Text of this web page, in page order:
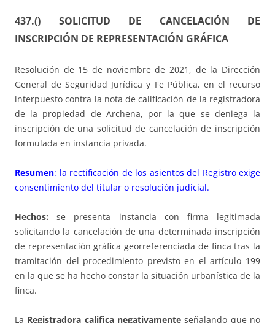
437.() SOLICITUD DE CANCELACIÓN DE
INSCRIPCIÓN DE REPRESENTACIÓN GRÁFICA
Resolución de 15 de noviembre de 2021, de la Dirección
General de Seguridad Jurídica y Fe Pública, en el recurso
interpuesto contra la nota de calificación de la registradora
de la propiedad de Archena, por la que se deniega la
inscripción de una solicitud de cancelación de inscripción
formulada en instancia privada.
Resumen: la rectificación de los asientos del Registro exige
consentimiento del titular o resolución judicial.
Hechos: se presenta instancia con firma legitimada
solicitando la cancelación de una determinada inscripción
de representación gráfica georreferenciada de finca tras la
tramitación del procedimiento previsto en el artículo 199
en la que se ha hecho constar la situación urbanística de la
finca.
La Registradora califica negativamente señalando que no